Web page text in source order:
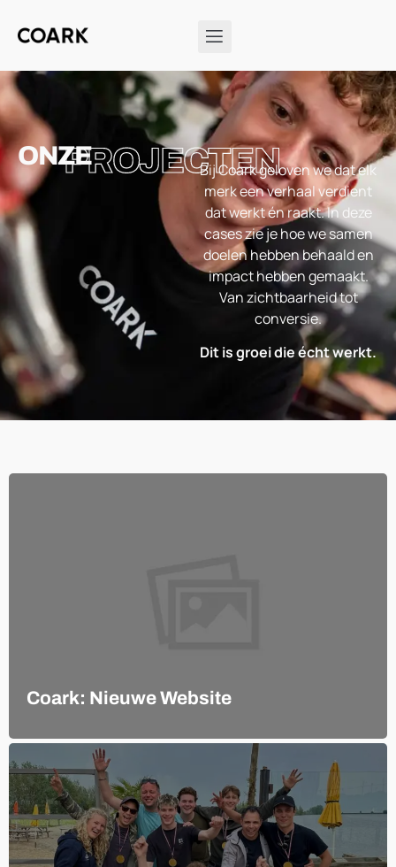
ONZEPROJECTENBij Coark geloven we dat elk
merk een verhaal verdient
dat werkt én raakt. In deze
cases zie je hoe we samen
doelen hebben behaald en
impact hebben gemaakt.
Van zichtbaarheid tot
conversie.
Dit is groei die écht werkt.
Coark: Nieuwe Website